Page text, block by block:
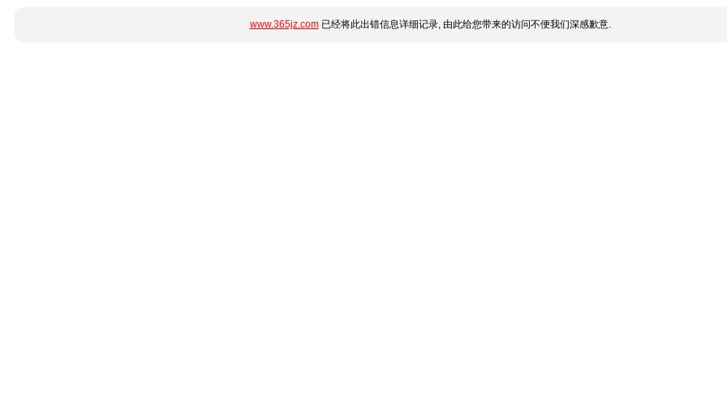
www.365jz.com已经将此出错信息详细记录, 由此给您带来的访问不便我们深感歉意.